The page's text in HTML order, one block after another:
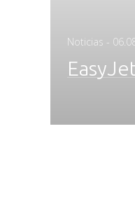
Noticias -